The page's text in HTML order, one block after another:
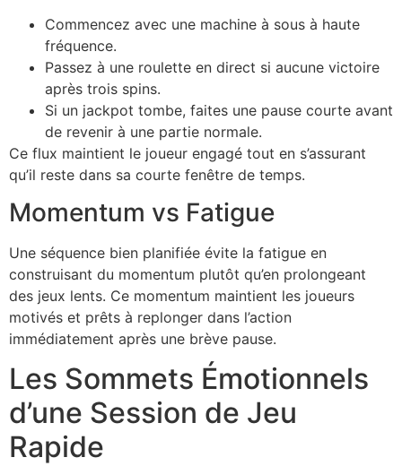
Commencez avec une machine à sous à haute
fréquence.
Passez à une roulette en direct si aucune victoire
après trois spins.
Si un jackpot tombe, faites une pause courte avant
de revenir à une partie normale.
Ce flux maintient le joueur engagé tout en s’assurant
qu’il reste dans sa courte fenêtre de temps.
Momentum vs Fatigue
Une séquence bien planifiée évite la fatigue en
construisant du momentum plutôt qu’en prolongeant
des jeux lents. Ce momentum maintient les joueurs
motivés et prêts à replonger dans l’action
immédiatement après une brève pause.
Les Sommets Émotionnels
d’une Session de Jeu
Rapide